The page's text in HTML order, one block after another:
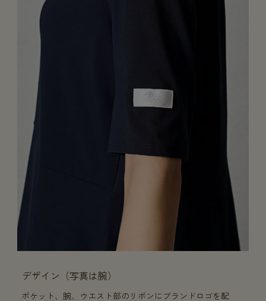
デザイン（写真は腕）
ポケット、腕、ウエスト部のリボンにブランドロゴを配